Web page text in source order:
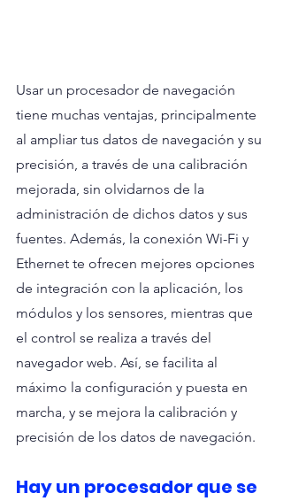
Usar un procesador de navegación
tiene muchas ventajas, principalmente
al ampliar tus datos de navegación y su
precisión, a través de una calibración
mejorada, sin olvidarnos de la
administración de dichos datos y sus
fuentes. Además, la conexión Wi-Fi y
Ethernet te ofrecen mejores opciones
de integración con la aplicación, los
módulos y los sensores, mientras que
el control se realiza a través del
navegador web. Así, se facilita al
máximo la configuración y puesta en
marcha, y se mejora la calibración y
precisión de los datos de navegación.
Hay un procesador que se